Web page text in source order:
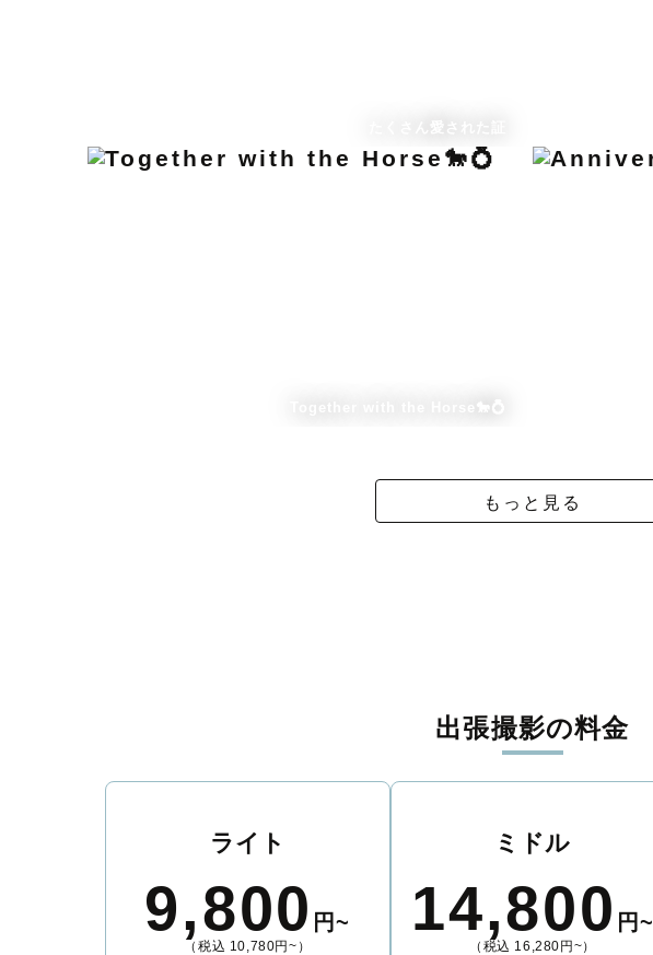
たくさん愛された証
Together with the Horse🐎💍
もっと見る
出張撮影の料金
ライト
9,800 円~
（税込 10,780円~）
ミドル
14,800 円~
（税込 16,280円~）